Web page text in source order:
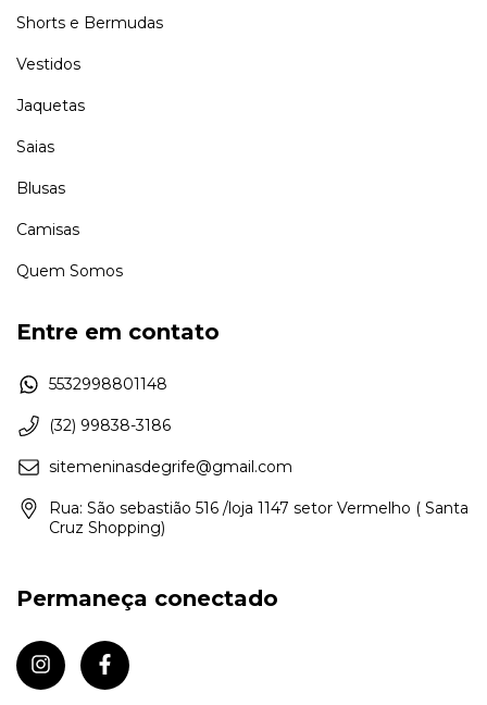
Shorts e Bermudas
Vestidos
Jaquetas
Saias
Blusas
Camisas
Quem Somos
Entre em contato
5532998801148
(32) 99838-3186
sitemeninasdegrife@gmail.com
Rua: São sebastião 516 /loja 1147 setor Vermelho ( Santa
Cruz Shopping)
Permaneça conectado